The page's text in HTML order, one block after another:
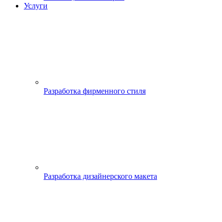
Услуги
Разработка фирменного стиля
Разработка дизайнерского макета